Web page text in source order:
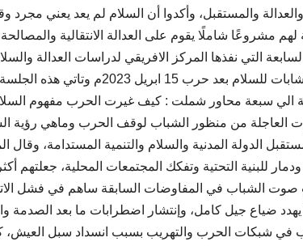
والمستقبل، وأكدوا أن السلام لم يعد يعني مجرد
مشروعًا شاملًا يقوم على العدالة الانتقالية والمصالحة
التي نفذها المركز الافريقي لدراسات العدالة
الانسان في كمبالا ، بعنوان رؤية الشباب والشابات
الي سبعة محاور شملت : كيف غيرت الحرب مفهوم
من منظور الشباب لوقف الحرب وماهي رؤية
الدولة المدنية والسلام والتنمية المستدامة، وقال
للبنية التحتية وتفكك المجتمعات المحلية، جعلتهم
الشباب في المفاوضات السابقة ساهم في فشل
ضياع جيل كامل، وإنتشار اضطرابات ما بعد الصدمة
في شبكات الحرب والتهريب بسبب انسداد سبل العيش،